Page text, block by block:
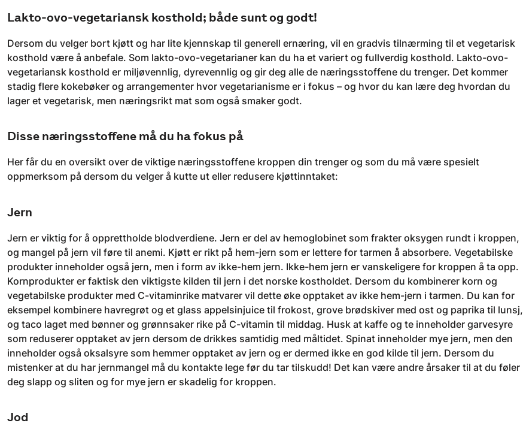
Lakto-ovo-vegetariansk kosthold; både sunt og godt!
Dersom du velger bort kjøtt og har lite kjennskap til generell ernæring, vil en gradvis tilnærming til et vegetarisk
kosthold være å anbefale. Som lakto-ovo-vegetarianer kan du ha et variert og fullverdig kosthold. Lakto-ovo-
vegetariansk kosthold er miljøvennlig, dyrevennlig og gir deg alle de næringsstoffene du trenger. Det kommer
stadig flere kokebøker og arrangementer hvor vegetarianisme er i fokus – og hvor du kan lære deg hvordan du
lager et vegetarisk, men næringsrikt mat som også smaker godt.
Disse næringsstoffene må du ha fokus på
Her får du en oversikt over de viktige næringsstoffene kroppen din trenger og som du må være spesielt
oppmerksom på dersom du velger å kutte ut eller redusere kjøttinntaket:
Jern
Jern er viktig for å opprettholde blodverdiene. Jern er del av hemoglobinet som frakter oksygen rundt i kroppen,
og mangel på jern vil føre til anemi. Kjøtt er rikt på hem-jern som er lettere for tarmen å absorbere. Vegetabilske
produkter inneholder også jern, men i form av ikke-hem jern. Ikke-hem jern er vanskeligere for kroppen å ta opp.
Kornprodukter er faktisk den viktigste kilden til jern i det norske kostholdet. Dersom du kombinerer korn og
vegetabilske produkter med C-vitaminrike matvarer vil dette øke opptaket av ikke hem-jern i tarmen. Du kan for
eksempel kombinere havregrøt og et glass appelsinjuice til frokost, grove brødskiver med ost og paprika til lunsj,
og taco laget med bønner og grønnsaker rike på C-vitamin til middag. Husk at kaffe og te inneholder garvesyre
som reduserer opptaket av jern dersom de drikkes samtidig med måltidet. Spinat inneholder mye jern, men den
inneholder også oksalsyre som hemmer opptaket av jern og er dermed ikke en god kilde til jern. Dersom du
mistenker at du har jernmangel må du kontakte lege før du tar tilskudd! Det kan være andre årsaker til at du føler
deg slapp og sliten og for mye jern er skadelig for kroppen.
Jod